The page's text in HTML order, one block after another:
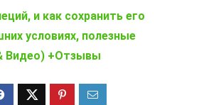
и как сохранить его
условиях, полезные
Видео) +Отзывы